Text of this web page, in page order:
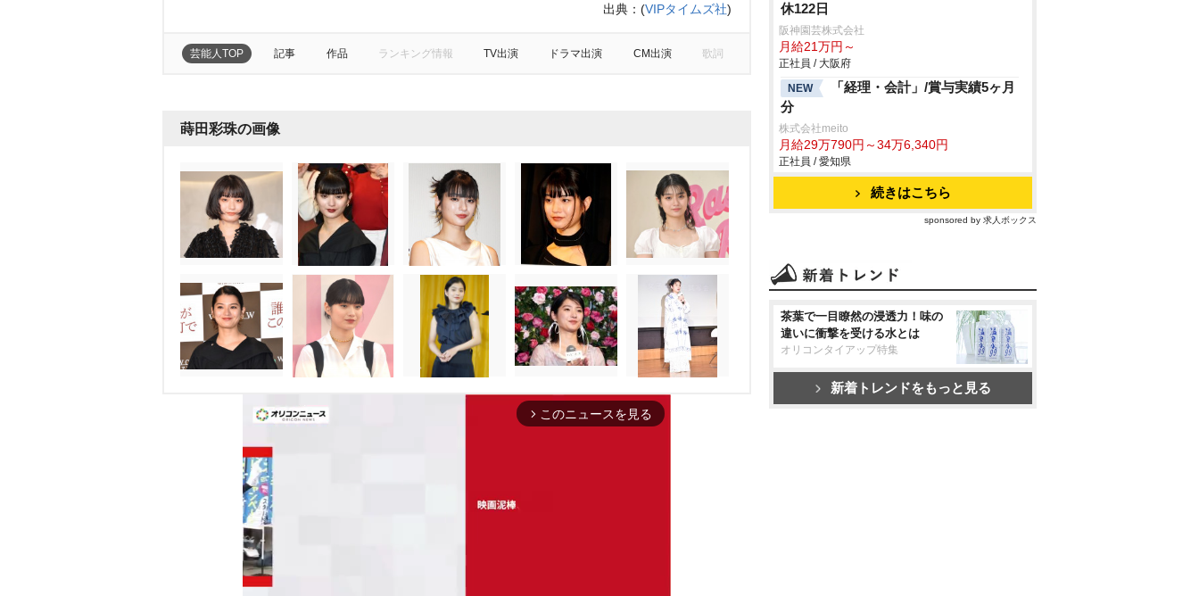
出典： (VIPタイムズ社)
芸能人TOP 記事 作品 ランキング情報 TV出演 ドラマ出演 CM出演 歌詞
蒔田彩珠の画像
arrow_forward_ios このニュースを見る
休122日
阪神園芸株式会社
月給21万円～
正社員 / 大阪府
NEW
「経理・会計」/賞与実績5ヶ月
分
株式会社meito
月給29万790円～34万6,340円
正社員 / 愛知県
続きはこちら
sponsored by 求人ボックス
茶葉で一目瞭然の浸透力！味の
違いに衝撃を受ける水とは
オリコンタイアップ特集
新着トレンドをもっと見る